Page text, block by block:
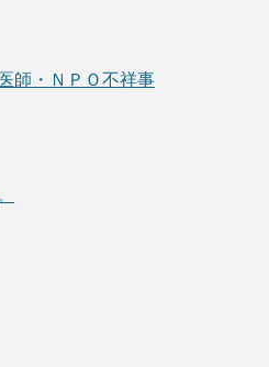
師・ＮＰＯ不祥事